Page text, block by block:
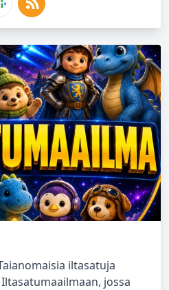
iltasatuja
jossa